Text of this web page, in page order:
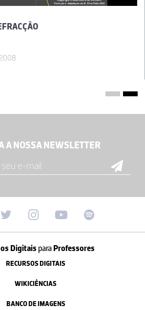
A NOSSA NEWSLETTER
Digitais paraProfessores
RECURSOS DIGITAIS
WIKICIÊNCIAS
BANCO DE IMAGENS